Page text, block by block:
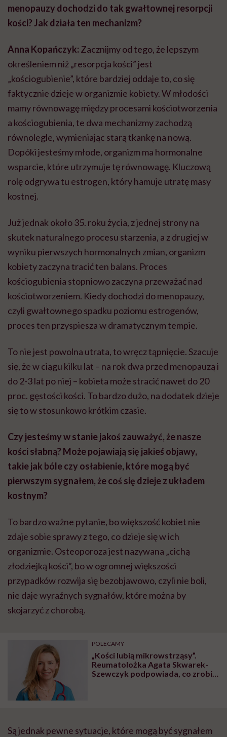
menopauzy dochodzi do tak gwałtownej resorpcji
kości? Jak działa ten mechanizm?
Anna Kopańczyk: Zacznijmy od tego, że lepszym
określeniem niż „resorpcja kości” jest
„kościogubienie”, które bardziej oddaje to, co się
faktycznie dzieje w organizmie kobiety. W młodości
mamy równowagę między procesami kościotworzenia
a kościogubienia, te dwa mechanizmy zachodzą
równolegle, wymieniając starą tkankę na nową.
Dopóki jesteśmy młode, organizm ma hormonalne
wsparcie, które utrzymuje tę równowagę. Kluczową
rolę odgrywa tu estrogen, który hamuje utratę masy
kostnej.
Już jednak około 35. roku życia, z jednej strony na
skutek naturalnego procesu starzenia, a z drugiej w
wyniku pierwszych hormonalnych zmian, organizm
kobiety zaczyna tracić ten balans. Proces
kościogubienia stopniowo zaczyna przeważać nad
kościotworzeniem. Kiedy dochodzi do menopauzy,
czyli gwałtownego spadku poziomu estrogenów,
proces ten przyspiesza w dramatycznym tempie.
To nie jest powolna utrata, to wręcz tąpnięcie. Szacuje
się, że w ciągu kilku lat – na rok dwa przed menopauzą i
do 2-3 lat po niej – kobieta może stracić nawet do 20
proc. gęstości kości. To bardzo dużo, na dodatek dzieje
się to w stosunkowo krótkim czasie.
Czy jesteśmy w stanie jakoś zauważyć, że nasze
kości słabną? Może pojawiają się jakieś objawy,
takie jak bóle czy osłabienie, które mogą być
pierwszym sygnałem, że coś się dzieje z układem
kostnym?
To bardzo ważne pytanie, bo większość kobiet nie
zdaje sobie sprawy z tego, co dzieje się w ich
organizmie. Osteoporoza jest nazywana „cichą
złodziejką kości”, bo w ogromnej większości
przypadków rozwija się bezobjawowo, czyli nie boli,
nie daje wyraźnych sygnałów, które można by
skojarzyć z chorobą.
POLECAMY
„Kości lubią mikrowstrząsy”.
Reumatolożka Agata Skwarek-
Szewczyk podpowiada, co zrobić,
Są jednak pewne sytuacje, które mogą być sygnałem